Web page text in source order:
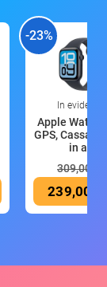
-23%
In evidenza
Apple Watch
GPS, Cassa
in all
309,00 €
239,00 €